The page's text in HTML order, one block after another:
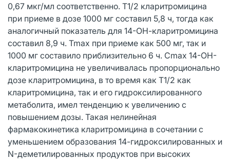
0,67 мкг/мл соответственно. T1/2 кларитромицина
при приеме в дозе 1000 мг составил 5,8 ч, тогда как
аналогичный показатель для 14-ОН-кларитромицина
составил 8,9 ч. Tmax при приеме как 500 мг, так и
1000 мг составило приблизительно 6 ч. Cmax 14-ОН-
кларитромицина не увеличивалась пропорционально
дозе кларитромицина, в то время как T1/2 как
кларитромицина, так и его гидроксилированного
метаболита, имел тенденцию к увеличению с
повышением дозы. Такая нелинейная
фармакокинетика кларитромицина в сочетании с
уменьшением образования 14-гидроксилированных и
N-деметилированных продуктов при высоких